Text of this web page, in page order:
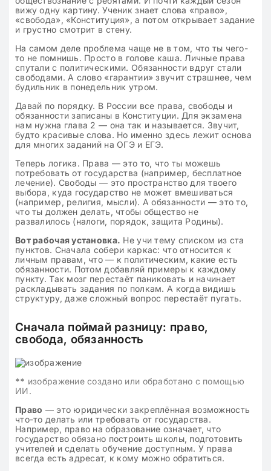
вижу одну картину. Ученик знает слова «право»,
«свобода», «Конституция», а потом открывает задание
и грустно смотрит в стену.
На самом деле проблема чаще не в том, что ты чего-
то не помнишь. Просто в голове каша. Личные права
спутали с политическими. Обязанности вдруг стали
свободами. А слово «гарантии» звучит страшнее, чем
будильник в понедельник утром.
Давай по порядку. В России все права, свободы и
обязанности записаны в Конституции. Для экзамена
нам нужна глава 2 — она так и называется. Звучит,
будто красивые слова. Но именно здесь лежит основа
для многих заданий на ОГЭ и ЕГЭ.
Теперь логика. Права — это то, что ты можешь
потребовать от государства (например, бесплатное
лечение). Свободы — это пространство для твоего
выбора, куда государство не может вмешиваться
(например, религия, мысли). А обязанности — это то,
что ты должен делать, чтобы общество не
развалилось (налоги, порядок, защита Родины).
Вот рабочая установка. Не учи тему списком из ста
пунктов. Сначала собери каркас: что относится к
личным правам, что — к политическим, какие есть
обязанности. Потом добавляй примеры к каждому
пункту. Так мозг перестаёт паниковать и начинает
раскладывать задания по полкам. А когда видишь
структуру, даже сложный вопрос перестаёт пугать.
Сначала поймай разницу: право,
свобода, обязанность
** изображение создано или обработано с помощью
ИИ.
Право — это юридически закреплённая возможность
что-то делать или требовать от государства.
Например, право на образование означает, что
государство обязано построить школы, подготовить
учителей и сделать обучение доступным. У права
всегда есть адресат, к кому можно обратиться.